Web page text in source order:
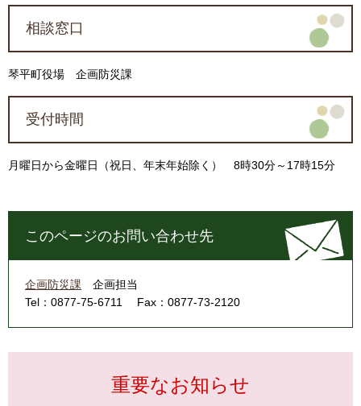
相談窓口
琴平町役場 企画防災課
受付時間
月曜日から金曜日（祝日、年末年始除く） 8時30分～17時15分
このページのお問い合わせ先
企画防災課
企画担当
Tel：0877-75-6711
Fax：0877-73-2120
重要なお知らせ